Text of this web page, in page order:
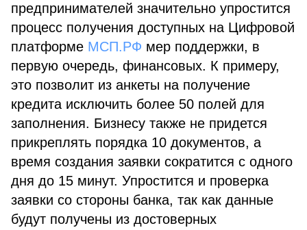
предпринимателей значительно упростится
процесс получения доступных на Цифровой
платформе МСП.РФ мер поддержки, в
первую очередь, финансовых. К примеру,
это позволит из анкеты на получение
кредита исключить более 50 полей для
заполнения. Бизнесу также не придется
прикреплять порядка 10 документов, а
время создания заявки сократится с одного
дня до 15 минут. Упростится и проверка
заявки со стороны банка, так как данные
будут получены из достоверных